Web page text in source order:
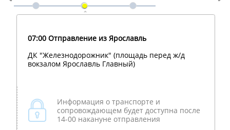
07:00 Отправление из Ярославль
ДК "Железнодорожник" (площадь перед ж/д
вокзалом Ярославль Главный)
Информация о транспорте и
сопровождающем будет доступна после
14-00 накануне отправления